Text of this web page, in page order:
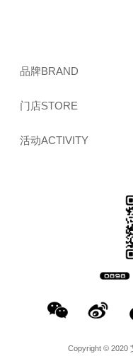
品牌BRAND
门店STORE
活动ACTIVITY
Copyright © 2020